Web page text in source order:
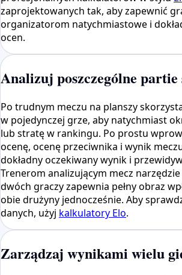
zaprojektowanych tak, aby zapewnić
organizatorom natychmiastowe i
ocen.
Analizuj poszczególne partie
Po trudnym meczu na planszy
w pojedynczej grze, aby natychmiast
lub stratę w rankingu. Po prostu
ocenę, ocenę przeciwnika i wynik
dokładny oczekiwany wynik i
Trenerom analizującym mecz
dwóch graczy zapewnia pełny obraz
obie drużyny jednocześnie. Aby
danych, użyj kalkulatory Elo.
Zarządzaj wynikami wielu